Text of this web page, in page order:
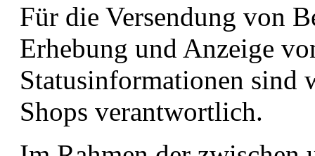
Für die Versendung von
Erhebung und Anzeige
Statusinformationen sind
Shops verantwortlich.